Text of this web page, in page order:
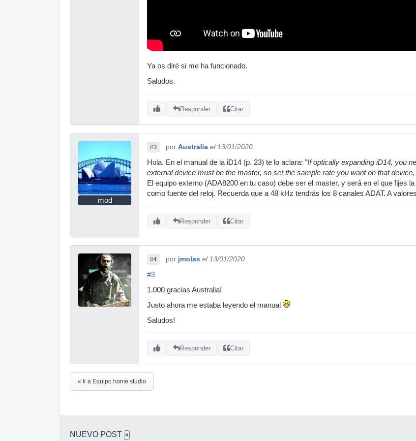
Ya os diré si me ha funcionado.
Saludos.
Responder Citar
mod
#3 por Australia el 13/01/2020
Hola. En el manual de la iD14 (p. 23) te lo aclara: "If optically expanding iD14, you
external device must be the master, so set the sample rate you want on that
El equipo externo (ADA8200 en tu caso) debe ser el master, y será en el que fijes
como fuente del reloj. Recuerda que a 48 kHz tendrás los 8 canales ADAT. A
Responder Citar
#4 por jmolas el 13/01/2020
#3
1.000 gracias Australia!
Justo ahora me estaba leyendo el manual
Saludos!
Responder Citar
« Ir a Equipo home studio
NUEVO POST ×